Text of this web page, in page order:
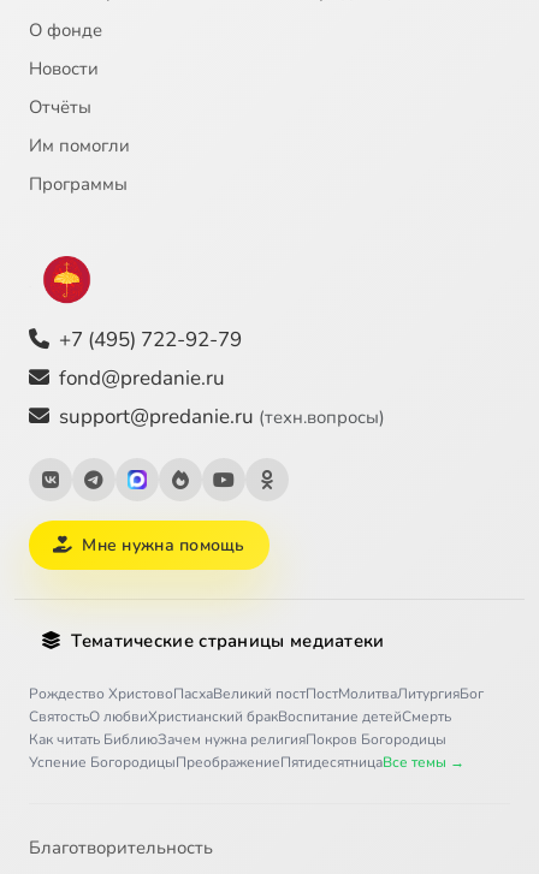
О фонде
Новости
Отчёты
Им помогли
Программы
+7 (495) 722-92-79
fond@predanie.ru
support@predanie.ru (техн.вопросы)
Мне нужна помощь
Тематические страницы медиатеки
Рождество ХристовоПасхаВеликий постПостМолитваЛитургияБог
СвятостьО любвиХристианский бракВоспитание детейСмерть
Как читать БиблиюЗачем нужна религияПокров Богородицы
Успение БогородицыПреображениеПятидесятницаВсе темы →
Благотворительность